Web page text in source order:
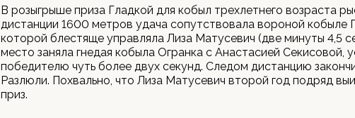
В розыгрыше приза Гладкой для кобыл трехлетнего возраста
дистанции 1600 метров удача сопутствовала вороной кобыле
которой блестяще управляла Лиза Матусевич (две минуты 4,5
место заняла гнедая кобыла Огранка с Анастасией Секисовой,
победителю чуть более двух секунд. Следом дистанцию
Разлюли. Похвально, что Лиза Матусевич второй год подряд
приз.